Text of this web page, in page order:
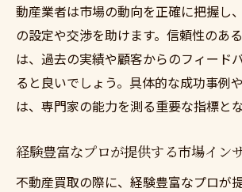
動産業者は市場の動向を正確に把握し
の設定や交渉を助けます。信頼性のあ
は、過去の実績や顧客からのフィード
ると良いでしょう。具体的な成功事例
は、専門家の能力を測る重要な指標とな
経験豊富なプロが提供する市場イン
不動産買取の際に、経験豊富なプロが